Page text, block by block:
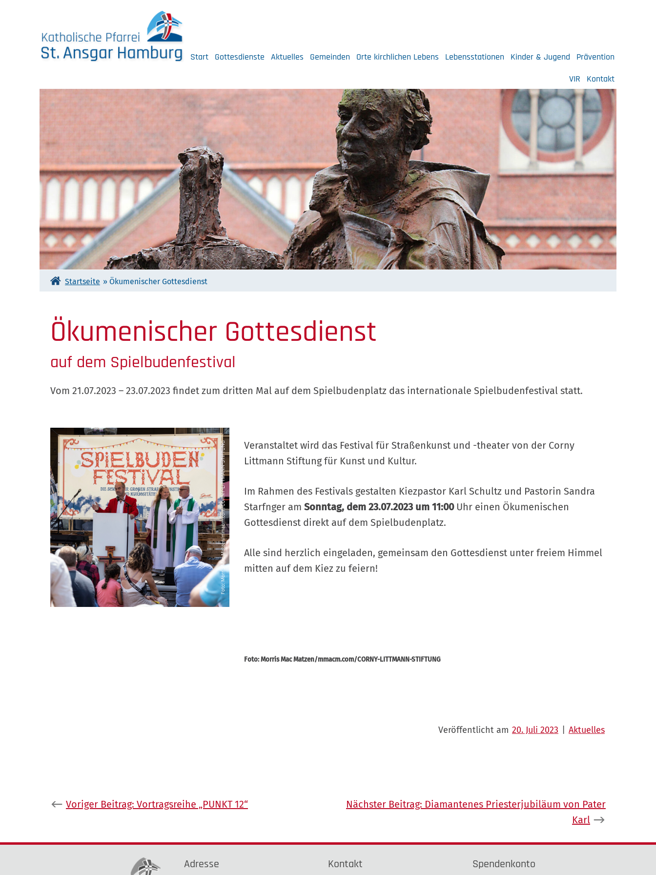
Katholische Pfarrei St. Ansgar Hamburg
Start Gottesdienste Aktuelles Gemeinden Orte kirchlichen Lebens Lebensstationen Kinder & Jugend
Prävention
VIR
Kontakt
Startseite » Ökumenischer Gottesdienst
Ökumenischer Gottesdienst
auf dem Spielbudenfestival
Vom 21.07.2023 – 23.07.2023 findet zum dritten Mal auf dem Spielbudenplatz das internationale Spielbudenfestival statt.
Veranstaltet wird das Festival für Straßenkunst und -theater von der Corny
Littmann Stiftung für Kunst und Kultur.
Im Rahmen des Festivals gestalten Kiezpastor Karl Schultz und Pastorin Sandra
Starfnger amSonntag, dem 23.07.2023 um 11:00Uhr einen Ökumenischen
Gottesdienst direkt auf dem Spielbudenplatz.
Alle sind herzlich eingeladen, gemeinsam den Gottesdienst unter freiem Himmel
mitten auf dem Kiez zu feiern!
Foto: Morris Mac Matzen/mmacm.com/CORNY-LITTMANN-STIFTUNG
Veröffentlicht am 20. Juli 2023 Aktuelles
Beitragsnavigation
Voriger Beitrag: Vortragsreihe „PUNKT 12“ Nächster Beitrag: Diamantenes Priesterjubiläum von Pater
Karl
Adresse Kontakt Spendenkonto